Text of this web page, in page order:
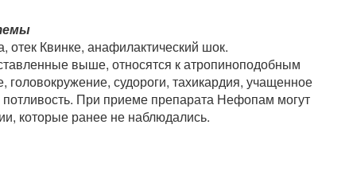
отек Квинке, анафилактический шок.
выше, относятся к атропиноподобным
головокружение, судороги, тахикардия, учащенное
При приеме препарата Нефопам могут
которые ранее не наблюдались.